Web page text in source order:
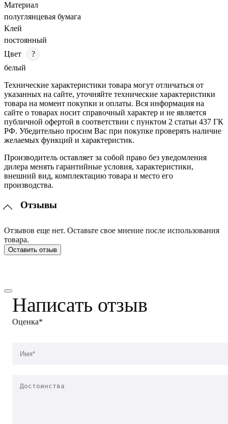
Материал
полуглянцевая бумага
Клей
постоянный
Цвет
?
белый
Технические характеристики товара могут отличаться от
указанных на сайте, уточняйте технические характеристики
товара на момент покупки и оплаты. Вся информация на
сайте о товарах носит справочный характер и не является
публичной офертой в соответствии с пунктом 2 статьи 437 ГК
РФ. Убедительно просим Вас при покупке проверять наличие
желаемых функций и характеристик.
Производитель оставляет за собой право без уведомления
дилера менять гарантийные условия, характеристики,
внешний вид, комплектацию товара и место его
производства.
Отзывы
Отзывов еще нет. Оставьте свое мнение после использования
товара.
Оставить отзыв
Написать отзыв
Оценка*